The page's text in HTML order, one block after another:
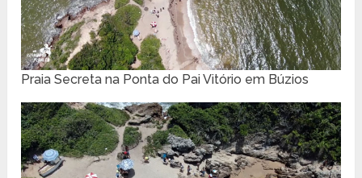
Praia Secreta na Ponta do Pai Vitório em Búzios